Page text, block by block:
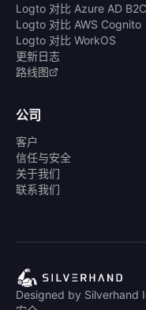
Logto 对比 Azure AD B2C
Logto 对比 AWS Cognito
Logto 对比 WorkOS
更新日志
路线图
公司
客户
信任与安全
关于我们
联系我们
Designed by Silverhand